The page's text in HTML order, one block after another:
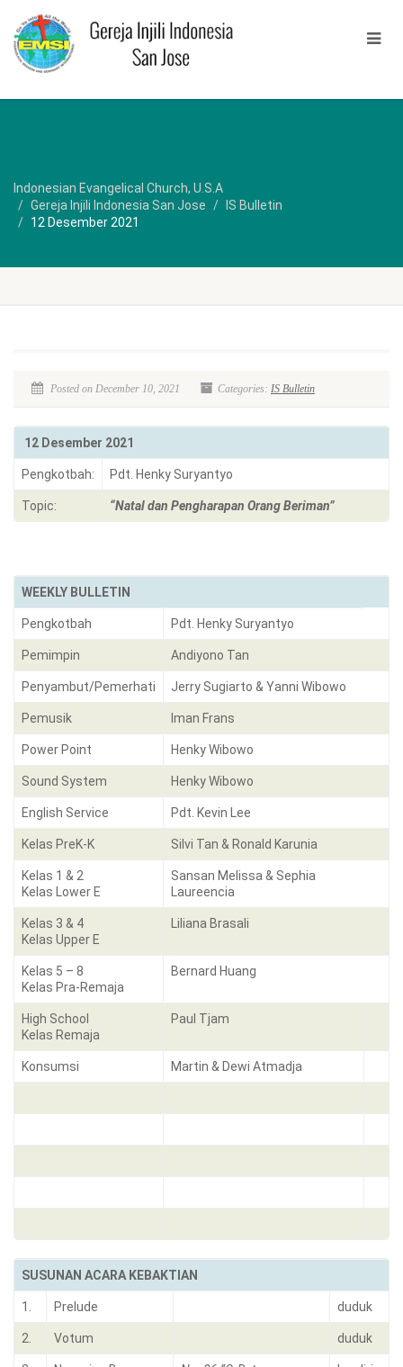
Indonesian Evangelical Church, U.S.A
Gereja Injili Indonesia San Jose
IS Bulletin
12 Desember 2021
Posted on December 10, 2021 Categories: IS Bulletin
12 Desember 2021
Pengkotbah: Pdt. Henky Suryantyo
Topic: “Natal dan Pengharapan Orang Beriman”
WEEKLY BULLETIN
Pengkotbah Pdt. Henky Suryantyo
Pemimpin Andiyono Tan
Penyambut/Pemerhati Jerry Sugiarto & Yanni Wibowo
Pemusik Iman Frans
Power Point Henky Wibowo
Sound System Henky Wibowo
English Service Pdt. Kevin Lee
Kelas PreK-K Silvi Tan & Ronald Karunia
Kelas 1 & 2
Kelas Lower E
Sansan Melissa & Sephia
Laureencia
Kelas 3 & 4
Kelas Upper E
Liliana Brasali
Kelas 5 – 8
Kelas Pra-Remaja
Bernard Huang
High School
Kelas Remaja
Paul Tjam
Konsumsi Martin & Dewi Atmadja
SUSUNAN ACARA KEBAKTIAN
1. Prelude duduk
2. Votum duduk